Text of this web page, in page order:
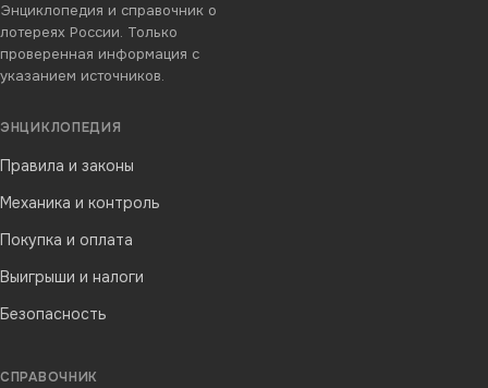
Энциклопедия и справочник о
лотереях России. Только
проверенная информация с
указанием источников.
ЭНЦИКЛОПЕДИЯ
Правила и законы
Механика и контроль
Покупка и оплата
Выигрыши и налоги
Безопасность
СПРАВОЧНИК